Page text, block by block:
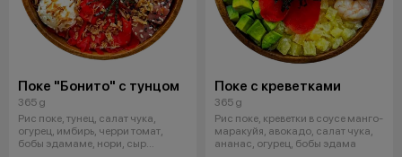
Поке "Бонито" с тунцом
365 g
Рис поке, тунец, салат чука,
огурец, имбирь, черри томат,
бобы эдамаме, нори, сыр
Поке с креветками
365 g
Рис поке, креветки в соусе манго-
маракуйя, авокадо, салат чука,
ананас, огурец, бобы эдама